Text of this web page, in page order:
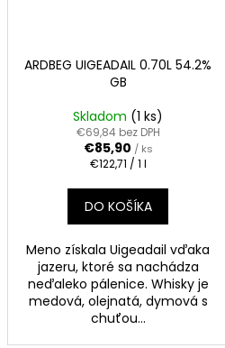
ARDBEG UIGEADAIL 0.70L 54.2%
GB
Skladom (1 ks)
€69,84 bez DPH
€85,90 / ks
Jednotková
€122,71 / 1 l
DO KOŠÍKA
Meno získala Uigeadail vďaka
jazeru, ktoré sa nachádza
neďaleko pálenice. Whisky je
medová, olejnatá, dymová s
chuťou...